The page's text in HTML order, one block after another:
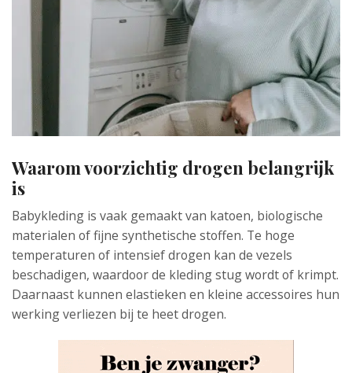
Waarom voorzichtig drogen belangrijk
is
Babykleding is vaak gemaakt van katoen, biologische
materialen of fijne synthetische stoffen. Te hoge
temperaturen of intensief drogen kan de vezels
beschadigen, waardoor de kleding stug wordt of krimpt.
Daarnaast kunnen elastieken en kleine accessoires hun
werking verliezen bij te heet drogen.